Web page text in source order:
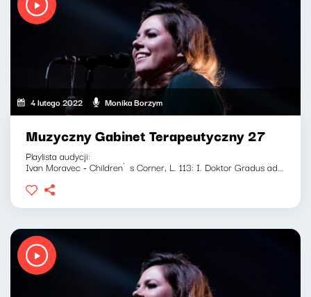
4 lutego 2022 Monika Borzym
Muzyczny Gabinet Terapeutyczny 27
Playlista audycji:
Ivan Moravec - Children´s Corner, L. 113: I. Doktor Gradus ad...